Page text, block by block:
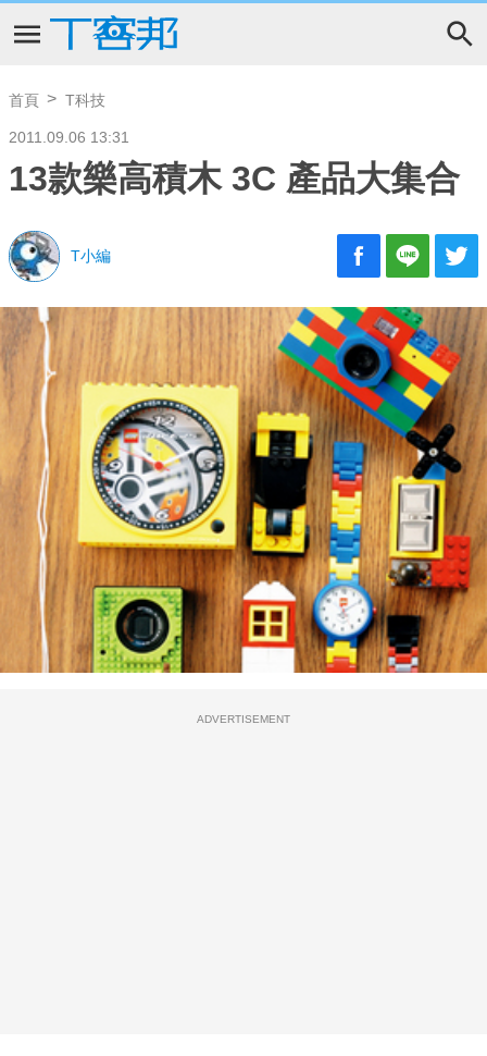
首頁 T科技
2011.09.06 13:31
13款樂高積木 3C 產品大集合
T小編
ADVERTISEMENT